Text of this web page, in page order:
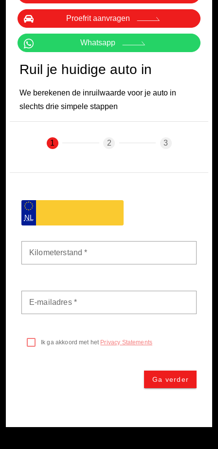
Proefrit aanvragen
Whatsapp